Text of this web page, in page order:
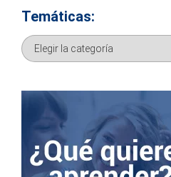
Temáticas:
Temáticas: